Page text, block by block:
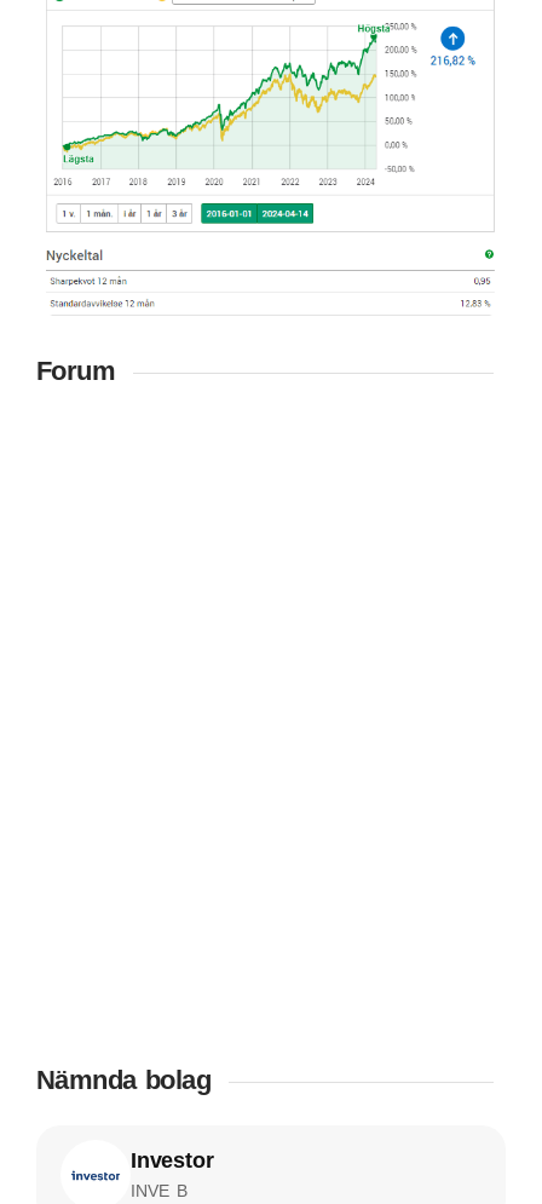
Forum
Nämnda bolag
Investor
INVE B